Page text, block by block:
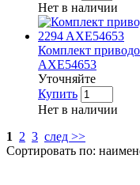
Нет в наличии
Комплект
AXE54653
Уточняйте
Купить
Нет в наличии
1
2 3 след >>
Сортировать по: